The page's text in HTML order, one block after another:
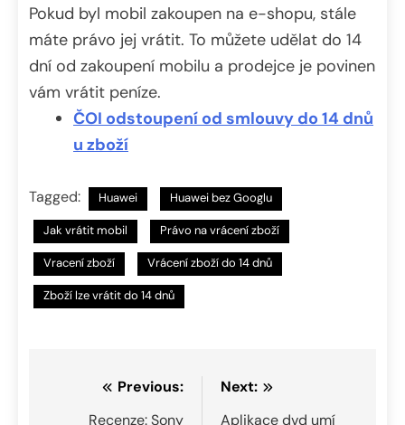
Pokud byl mobil zakoupen na e-shopu, stále
máte právo jej vrátit. To můžete udělat do 14
dní od zakoupení mobilu a prodejce je povinen
vám vrátit peníze.
ČOI odstoupení od smlouvy do 14 dnů
u zboží
Tagged: Huawei Huawei bez Googlu
Jak vrátit mobil Právo na vrácení zboží
Vracení zboží Vrácení zboží do 14 dnů
Zboží lze vrátit do 14 dnů
NavigacePrevious:
Recenze: Sony
Next:
Aplikace dvd umí